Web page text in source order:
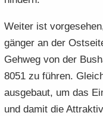
Wei­ter ist
gän­ger an der
Geh­weg von der
8051 zu füh­ren.
aus­ge­baut, um das
und damit die